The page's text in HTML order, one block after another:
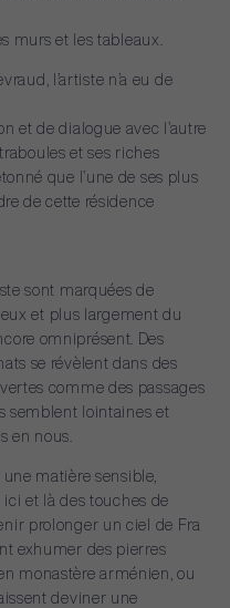
murs et les tableaux.
l’artiste n’a eu de
et de dialogue avec
l’autre
traboules et ses riches
que l’une de ses plus
de cette résidence
sont marquées de
et plus largement du
omniprésent.
Des
se révèlent dans des
comme des passages
semblent lointaines et
en nous.
une matière sensible,
ici et là des touches de
prolonger un ciel de Fra
exhumer des pierres
monastère arménien, ou
deviner une